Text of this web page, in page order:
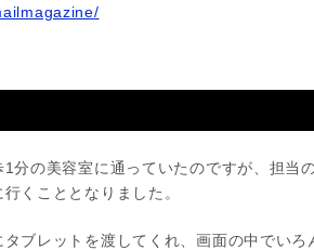
分の美容室に通っていたのですが、担当
くこととなりました。
ブレットを渡してくれ、画面の中でい